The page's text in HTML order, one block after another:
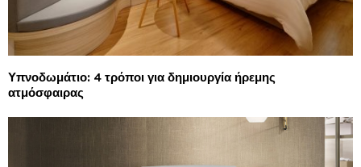
Υπνοδωμάτιο: 4 τρόποι για δημιουργία ήρεμης
ατμόσφαιρας